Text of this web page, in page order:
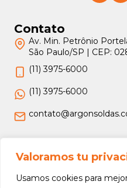
Valoramos tu
Usamos cookies para
Contato
Av. Min. Petrônio
São Paulo/SP | CEP:
(11) 3975-6000
(11) 3975-6000
Jurídico
Termos e Condições
Política de Privacidade